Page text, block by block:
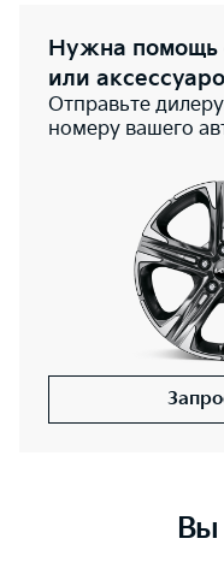
Нужна помощь
или
Отправьте
номеру вашего
Вы